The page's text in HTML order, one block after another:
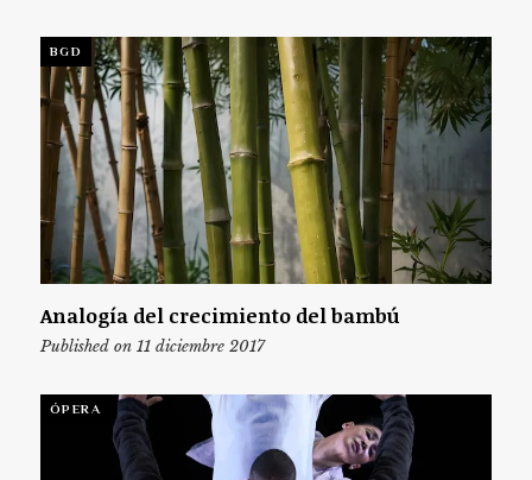
BGD
Analogía del crecimiento del bambú
Published on 11 diciembre 2017
ÓPERA